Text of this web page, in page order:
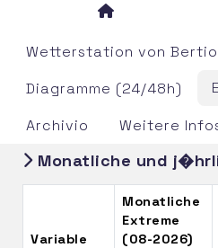
Wetterstation von
Diagramme (24/48h)
Archivio
Weitere
Monatliche und
Variable
Monatliche
Extreme
(08-2026)